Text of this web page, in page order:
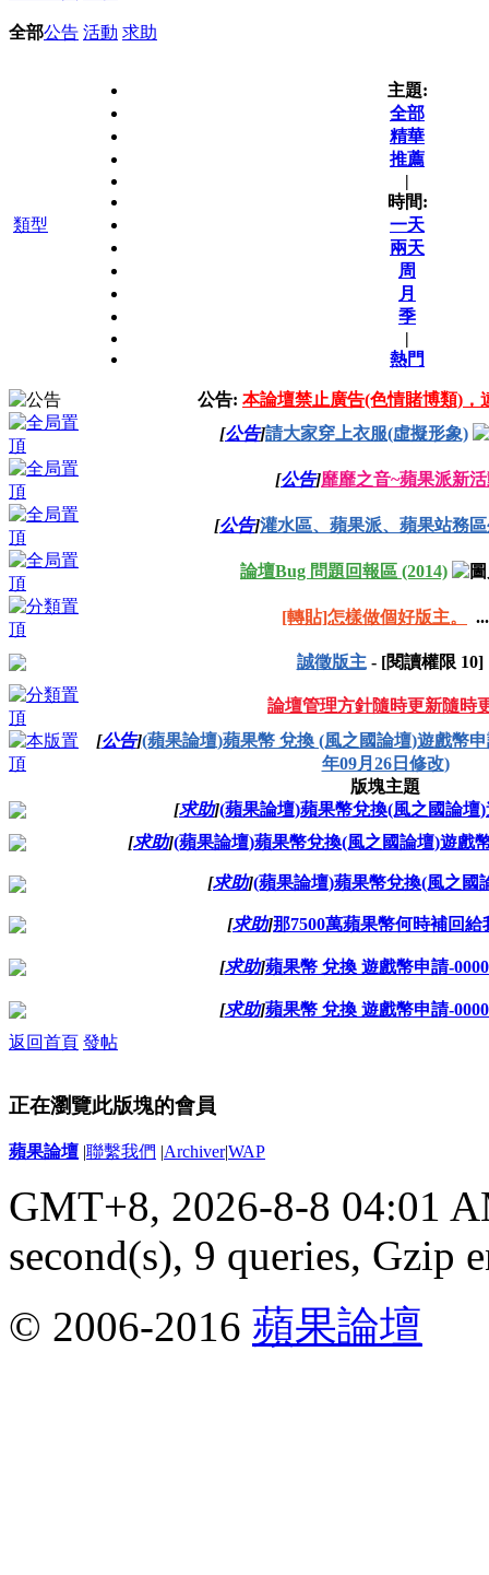
全部公告 活動 求助
類型
主題:
全部
精華
推薦
|
時間:
一天
兩天
周
月
季
|
熱門
公告: 本論壇禁止廣告(色情賭博類)，
[公告]請大家穿上衣服(虛擬形象)
[公告]靡靡之音~蘋果派新
[公告]灌水區、蘋果派、蘋果站務區
論壇Bug 問題回報區 (2014)
[轉貼]怎樣做個好版主。 ...
誠徵版主- [閱讀權限 10]
論壇管理方針隨時更新隨時
[公告](蘋果論壇)蘋果幣 兌換 (風之國論壇)遊戲幣
年09月26日修改)
版塊主題
[求助](蘋果論壇)蘋果幣兌換(風之國論壇
[求助](蘋果論壇)蘋果幣兌換(風之國論壇)遊戲
[求助](蘋果論壇)蘋果幣兌換(風之國
[求助]那7500萬蘋果幣何時補回給
[求助]蘋果幣 兌換 遊戲幣申請-
[求助]蘋果幣 兌換 遊戲幣申請-
返回首頁 發帖
正在瀏覽此版塊的會員
蘋果論壇 |聯繫我們 |Archiver|WAP
GMT+8, 2026-8-8 04:01
second(s), 9 queries, Gzip
© 2006-2016 蘋果論壇